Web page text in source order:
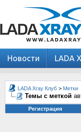
Новости LADA
LADA Xray Клуб > Метки
Темы с меткой
Регистрация